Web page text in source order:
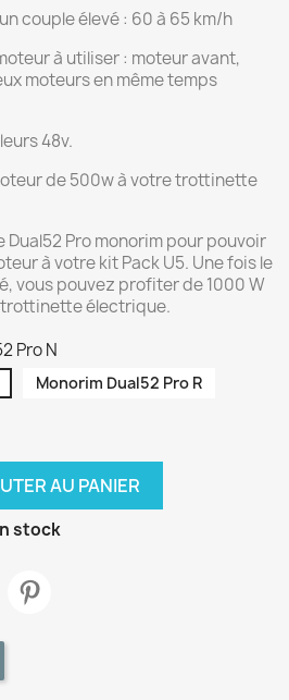
couple élevé : 60 à 65 km/h
à utiliser : moteur avant,
moteurs en même temps
48v.
de 500w à votre trottinette
Pro monorim pour pouvoir
à votre kit Pack U5. Une fois le
vous pouvez profiter de 1000 W
électrique.
Pro N
Monorim Dual52 Pro R
AU PANIER
stock